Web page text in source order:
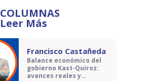
COLUMNAS
Leer Más
Francisco Castañeda
Balance económico del
gobierno Kast-Quiroz:
avances reales y